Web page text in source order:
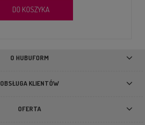
DO KOSZYKA
O HUBUFORM
OBSŁUGA KLIENTÓW
OFERTA